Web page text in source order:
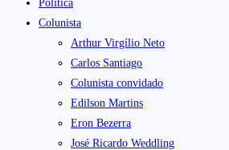
Política
Colunista
Arthur Virgílio Neto
Carlos Santiago
Colunista convidado
Edilson Martins
Eron Bezerra
José Ricardo Weddling